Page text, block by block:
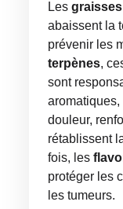
Les
abaissent la
prévenir les
terpènes,
sont
aromatiques,
douleur,
rétablissent
fois, les
protéger les
les tumeurs.